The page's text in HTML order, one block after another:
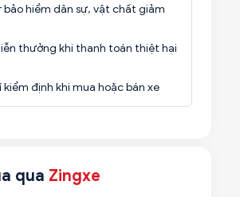
bảo hiểm dân sự, vật chất giảm
thưởng khi thanh toán thiệt hại
kiểm định khi mua hoặc bán xe
qua Zingxe